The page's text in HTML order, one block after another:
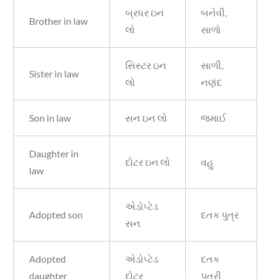
Brother in law
બ્રધર ઇન
લો
બનેવી,
સાળો
Sister in law
સિસ્ટર ઇન
લો
સાળી,
નણંદ
Son in law સન ઇન લો જમાઈ
Daughter in
law
દોટર ઇન લો વહુ
Adopted son
એડોપ્ટેડ
સન
દતક પુત્ર
Adopted
daughter
એડોપ્ટેડ
દોટર
દતક
પુત્રી